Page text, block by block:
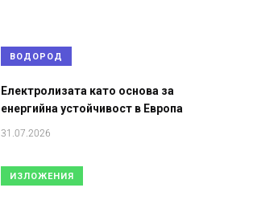
ВОДОРОД
Електролизата като основа за
енергийна устойчивост в Европа
31.07.2026
ИЗЛОЖЕНИЯ